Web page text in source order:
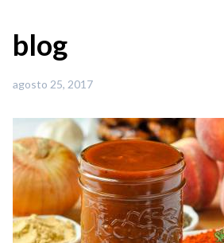
blog
agosto 25, 2017